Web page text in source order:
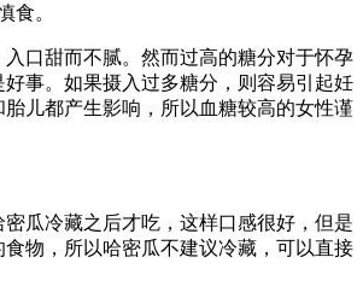
食。
口甜而不腻。然而过高的糖分对于怀孕
事。如果摄入过多糖分，则容易引起妊
儿都产生影响，所以血糖较高的女性谨
瓜冷藏之后才吃，这样口感很好，但是
物，所以哈密瓜不建议冷藏，可以直接